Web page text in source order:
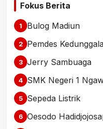
Fokus Berita
1 Bulog Madiun
2 Pemdes
3 Jerry Sambuaga
4 SMK Negeri 1
5 Sepeda Listrik
6 Oesodo